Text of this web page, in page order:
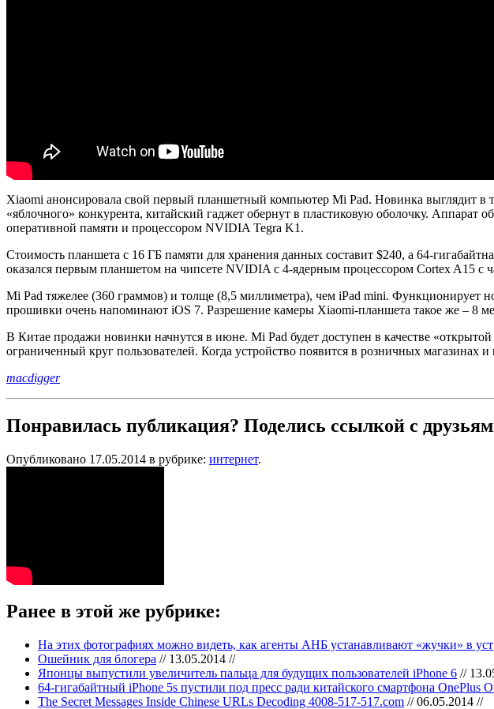
Xiaomi анонсировала свой первый планшетный компьютер Mi Pad. Новинка выглядит
«яблочного» конкурента, китайский гаджет обернут в пластиковую оболочку.
оперативной памяти и процессором NVIDIA Tegra K1.
Стоимость планшета с 16 ГБ памяти для хранения данных составит $240, а 64-
оказался первым планшетом на чипсете NVIDIA с 4-ядерным процессором Cortex A15
Mi Pad тяжелее (360 граммов) и толще (8,5 миллиметра), чем iPad mini.
прошивки очень напоминают iOS 7. Разрешение камеры Xiaomi-планшета такое же – 8
В Китае продажи новинки начнутся в июне. Mi Pad будет доступен в качестве
ограниченный круг пользователей. Когда устройство появится в розничных магазинах
macdigger
Понравилась публикация? Поделись ссылкой с
Опубликовано 17.05.2014 в рубрике: интернет.
Ранее в этой же рубрике:
На этих фотографиях можно видеть, как агенты АНБ устанавливают «жучки» в
Ошейник для блогера // 13.05.2014 //
Японцы выпустили увеличитель пальца для будущих пользователей iPhone 6 //
64-гигабайтный iPhone 5s пустили под пресс ради китайского смартфона OnePlus
The Secret Messages Inside Chinese URLs Decoding 4008-517-517.com // 06.05.2014 //